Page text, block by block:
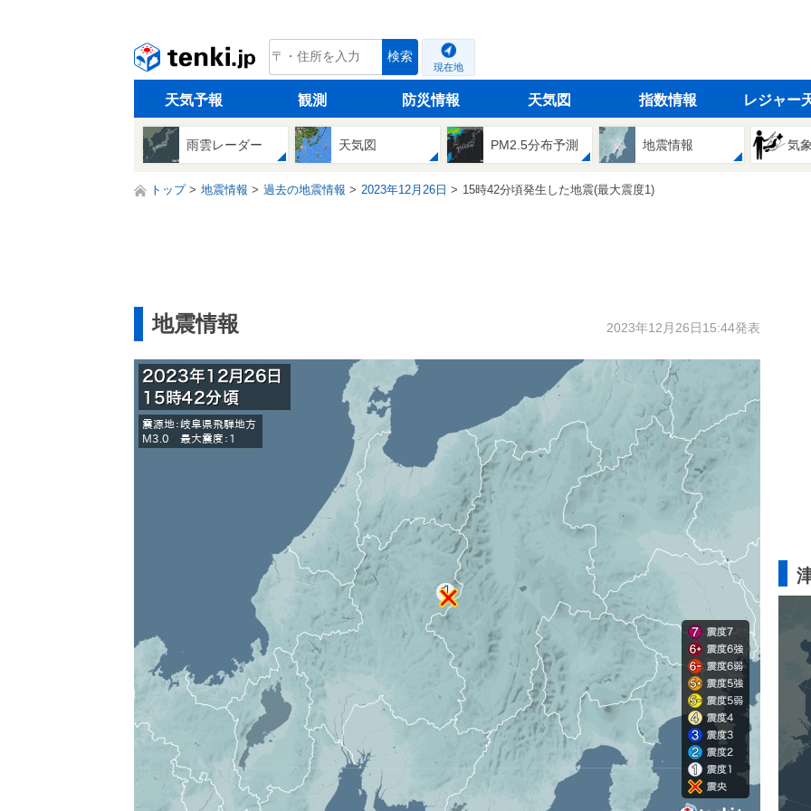
tenki.jp 検索
現在地
天気予報 観測 防災情報 天気図 指数情報 レジャー
雨雲レーダー 天気図 PM2.5分布予測 地震情報 気
トップ 地震情報 過去の地震情報 2023年12月26日 15時42分頃発生した地震(最大震度1)
地震情報 2023年12月26日15:44発表